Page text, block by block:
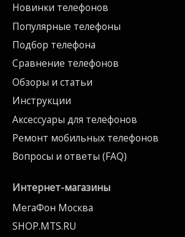
Новинки телефонов
Популярные телефоны
Подбор телефона
Сравнение телефонов
Обзоры и статьи
Инструкции
Аксессуары для телефонов
Ремонт мобильных телефонов
Вопросы и ответы (FAQ)
Интернет-магазины
МегаФон Москва
SHOP.MTS.RU